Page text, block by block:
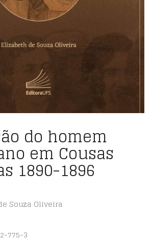
do homem
em Cousas
1890-1896
Souza Oliveira
775-3